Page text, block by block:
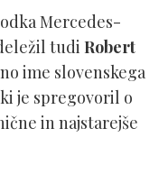
Mercedes-
tudi Robert
ime slovenskega
je spregovoril o
in najstarejše